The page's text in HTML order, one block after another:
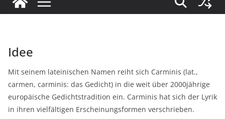
Idee
Mit seinem lateinischen Namen reiht sich Carminis (lat.,
carmen, carminis: das Gedicht) in die weit über 2000jährige
europäische Gedichtstradition ein. Carminis hat sich der Lyrik
in ihren vielfältigen Erscheinungsformen verschrieben.